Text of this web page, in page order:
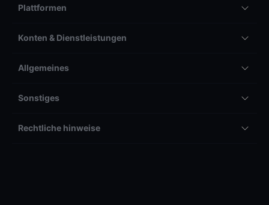
Plattformen
Konten & Dienstleistungen
Allgemeines
Sonstiges
Rechtliche hinweise